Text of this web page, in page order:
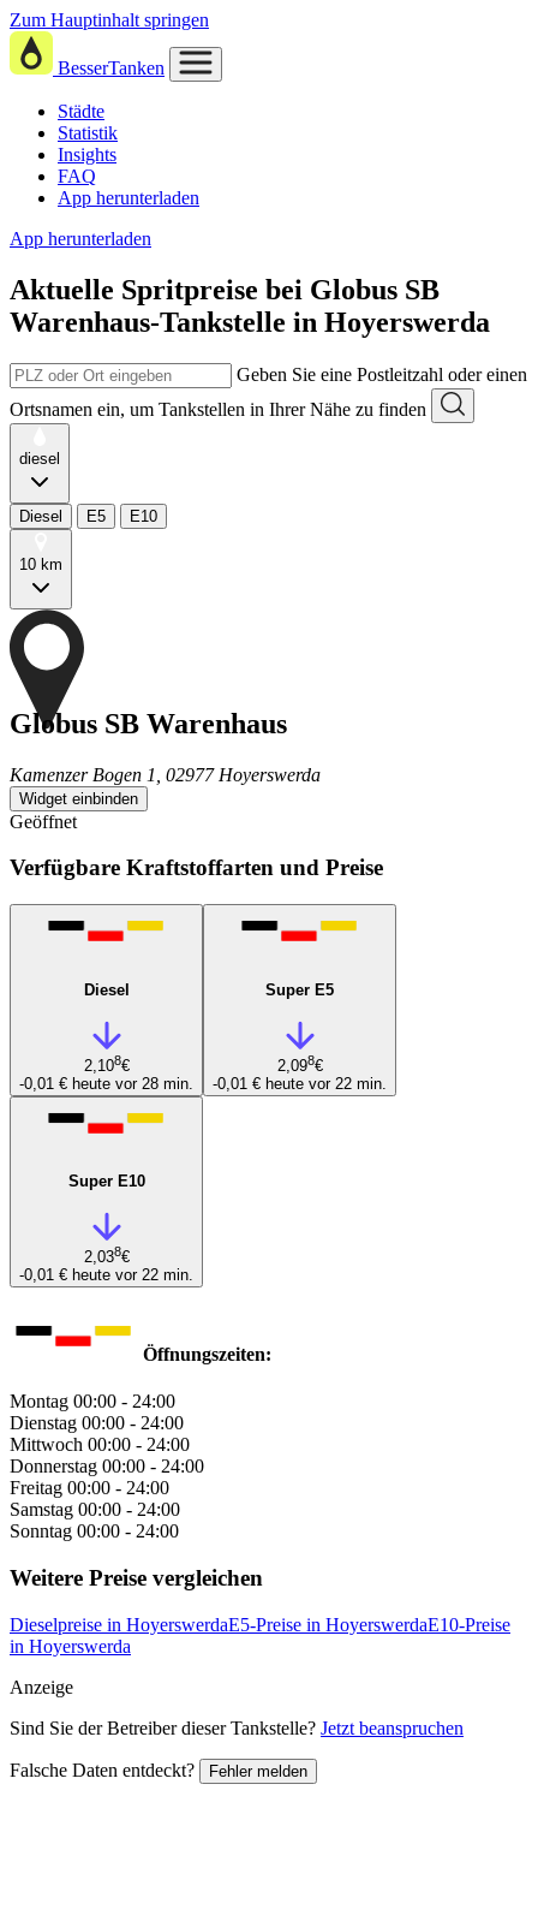
Zum Hauptinhalt springen
BesserTanken
Städte
Statistik
Insights
FAQ
App herunterladen
App herunterladen
Aktuelle Spritpreise bei Globus SB
Warenhaus-Tankstelle in Hoyerswerda
Geben Sie eine Postleitzahl oder einen
Ortsnamen ein, um Tankstellen in Ihrer Nähe zu finden
diesel
Diesel E5 E10
10 km
Globus SB Warenhaus
Kamenzer Bogen 1, 02977 Hoyerswerda
Widget einbinden
Geöffnet
Verfügbare Kraftstoffarten und Preise
Diesel
2,108€
-0,01 € heute vor 28 min.
Super E5
2,098€
-0,01 € heute vor 22 min.
Super E10
2,038€
-0,01 € heute vor 22 min.
Öffnungszeiten:
Montag 00:00 - 24:00
Dienstag 00:00 - 24:00
Mittwoch 00:00 - 24:00
Donnerstag 00:00 - 24:00
Freitag 00:00 - 24:00
Samstag 00:00 - 24:00
Sonntag 00:00 - 24:00
Weitere Preise vergleichen
Dieselpreise in HoyerswerdaE5-Preise in HoyerswerdaE10-Preise
in Hoyerswerda
Anzeige
Sind Sie der Betreiber dieser Tankstelle? Jetzt beanspruchen
Falsche Daten entdeckt? Fehler melden